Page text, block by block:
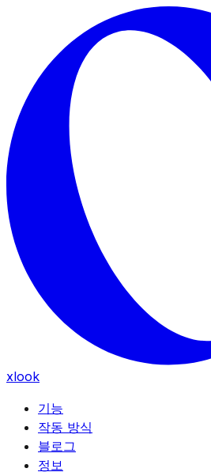
Skip to main content
xlook
기능
작동 방식
블로그
정보